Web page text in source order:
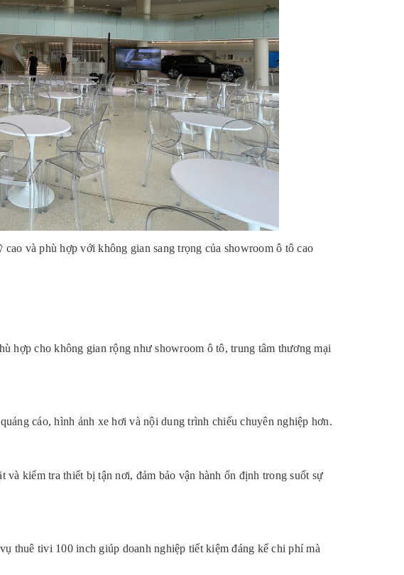
và phù hợp với không gian sang trọng của showroom ô tô cao
hợp cho không gian rộng như showroom ô tô, trung tâm thương mại
cáo, hình ảnh xe hơi và nội dung trình chiếu chuyên nghiệp hơn.
kiểm tra thiết bị tận nơi, đảm bảo vận hành ổn định trong suốt sự
thuê tivi 100 inch giúp doanh nghiệp tiết kiệm đáng kể chi phí mà